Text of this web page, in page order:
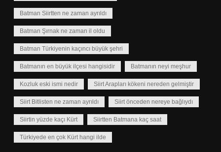
Batman Siirtten ne zaman ayrıldı
Batman Şırnak ne zaman il oldu
Batman Türkiyenin kaçıncı büyük şehri
Batmanın en büyük ilçesi hangisidir Batmanın neyi meşhur
Kozluk eski ismi nedir Siirt Arapları kökeni nereden gelmiştir
Siirt Bitlisten ne zaman ayrıldı Siirt önceden nereye bağlıydı
Siirtin yüzde kaçı Kürt Siirtten Batmana kaç saat
Türkiyede en çok Kürt hangi ilde